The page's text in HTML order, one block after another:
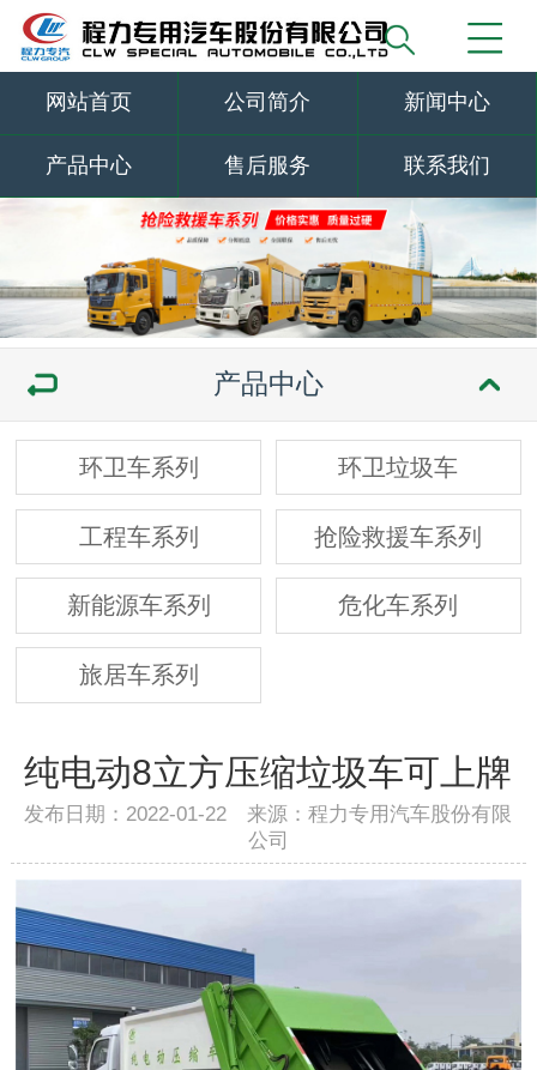
网站首页 公司简介 新闻中心
产品中心 售后服务 联系我们
产品中心
环卫车系列 环卫垃圾车
工程车系列 抢险救援车系列
新能源车系列 危化车系列
旅居车系列
纯电动8立方压缩垃圾车可上牌
发布日期：2022-01-22 来源：程力专用汽车股份有限
公司